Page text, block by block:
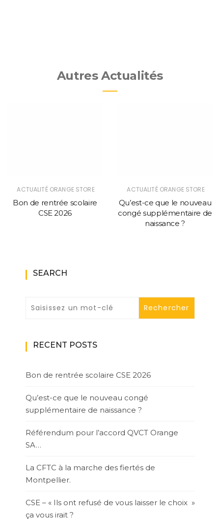
Autres Actualités
ACTUALITÉ ORANGE STORE
Bon de rentrée scolaire
CSE 2026
ACTUALITÉ ORANGE STORE
Qu’est-ce que le nouveau
congé supplémentaire de
naissance ?
SEARCH
RECENT POSTS
Bon de rentrée scolaire CSE 2026
Qu’est-ce que le nouveau congé
supplémentaire de naissance ?
Référendum pour l’accord QVCT Orange
SA…
La CFTC à la marche des fiertés de
Montpellier.
CSE – « Ils ont refusé de vous laisser le choix »
ça vous irait ?